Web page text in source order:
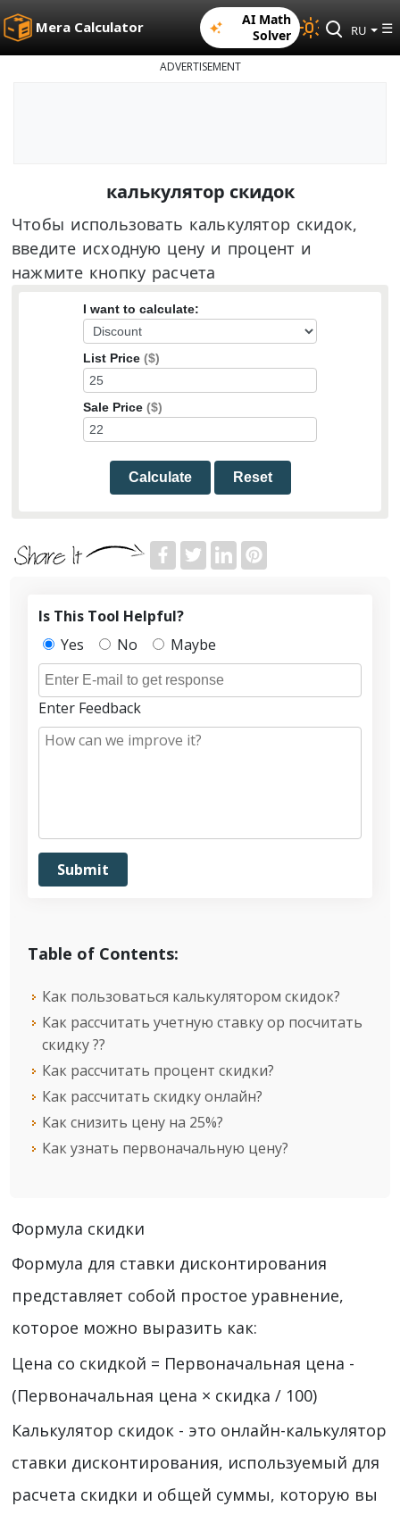
Mera Calculator
AI Math
Solver
RU ☰
ADVERTISEMENT
калькулятор скидок
Чтобы использовать калькулятор скидок,
введите исходную цену и процент и
нажмите кнопку расчета
I want to calculate:
List Price ($)
Sale Price ($)
Calculate Reset
Table of Contents:
Как пользоваться калькулятором скидок?
Как рассчитать учетную ставку ор посчитать
скидку ??
Как рассчитать процент скидки?
Как рассчитать скидку онлайн?
Как снизить цену на 25%?
Как узнать первоначальную цену?
Is This Tool Helpful?
Yes
No Maybe
Enter Feedback
Формула скидки
Формула для ставки дисконтирования
представляет собой простое уравнение,
которое можно выразить как:
Цена со скидкой = Первоначальная цена -
(Первоначальная цена × скидка / 100)
Калькулятор скидок - это онлайн-калькулятор
ставки дисконтирования, используемый для
расчета скидки и общей суммы, которую вы